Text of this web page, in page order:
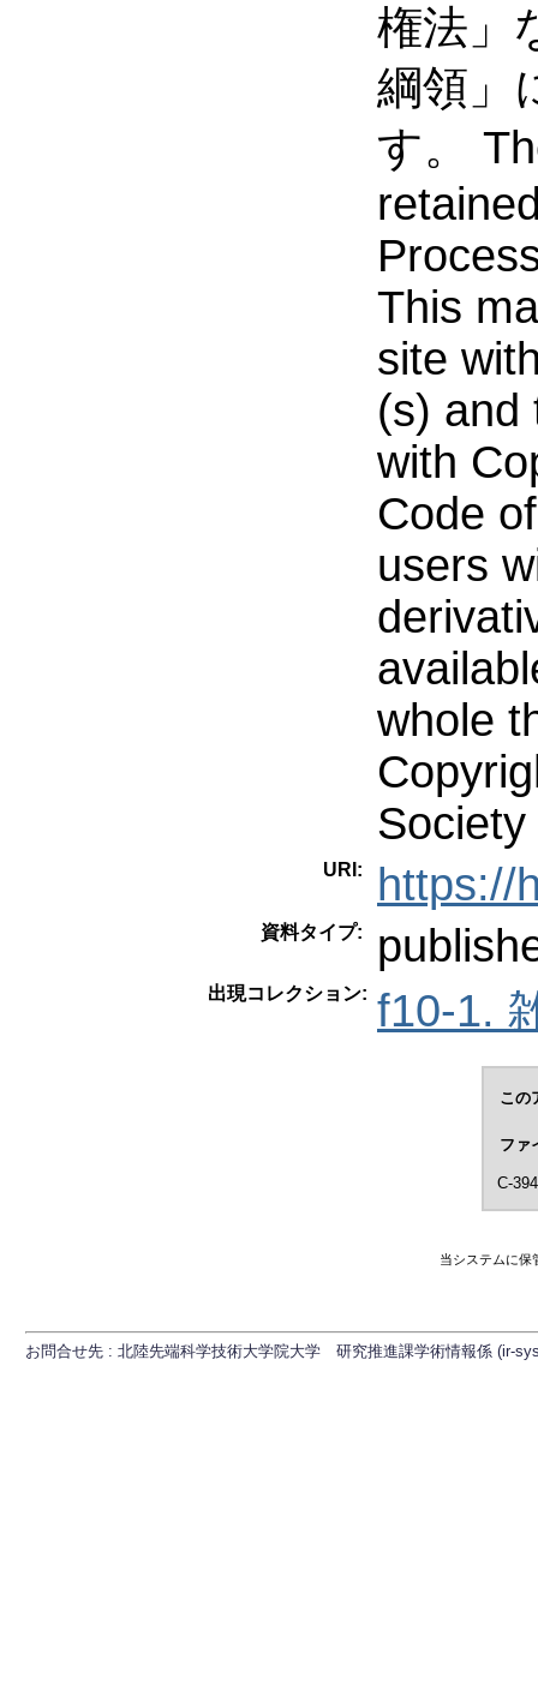
権法」
綱領」
す。
This
site
(s) and
with
Code
users
whole
URI: https://
資料タイプ:
出現コレクション: f10-1.
この
ファ
C-
当システムに保
お問合せ先 : 北陸先端科学技術大学院大学 研究推進課学術情報係 (ir-